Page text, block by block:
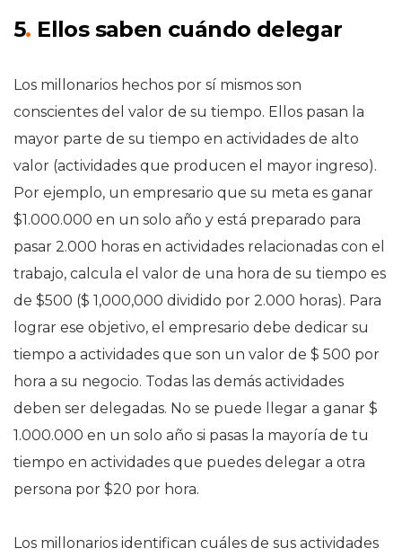
5. Ellos saben cuándo delegar
Los millonarios hechos por sí mismos son
conscientes del valor de su tiempo. Ellos pasan la
mayor parte de su tiempo en actividades de alto
valor (actividades que producen el mayor ingreso).
Por ejemplo, un empresario que su meta es ganar
$1.000.000 en un solo año y está preparado para
pasar 2.000 horas en actividades relacionadas con el
trabajo, calcula el valor de una hora de su tiempo es
de $500 ($ 1,000,000 dividido por 2.000 horas). Para
lograr ese objetivo, el empresario debe dedicar su
tiempo a actividades que son un valor de $ 500 por
hora a su negocio. Todas las demás actividades
deben ser delegadas. No se puede llegar a ganar $
1.000.000 en un solo año si pasas la mayoría de tu
tiempo en actividades que puedes delegar a otra
persona por $20 por hora.
Los millonarios identifican cuáles de sus actividades